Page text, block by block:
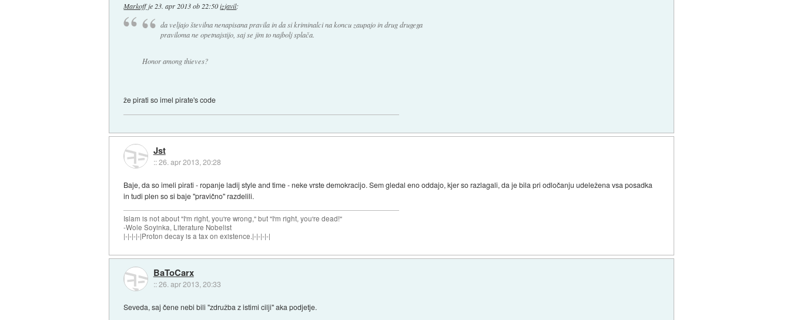
Markoffje 23. apr 2013 ob 22:50 izjavil:
da veljajo številna nenapisana pravila in da si kriminalci na koncu zaupajo in drug drugega
praviloma ne opetnajstijo, saj se jim to najbolj splača.
Honor among thieves?
že pirati so imel pirate's code
Jst
::26. apr 2013, 20:28
Baje, da so imeli pirati - ropanje ladij style and time - neke vrste demokracijo. Sem gledal eno oddajo, kjer so razlagali, da je bila pri odločanju udeležena vsa posadka
in tudi plen so si baje "pravično" razdelili.
Islam is not about "I'm right, you're wrong," but "I'm right, you're dead!"
-Wole Soyinka, Literature Nobelist
|-|-|-|-|Proton decay is a tax on existence.|-|-|-|-|
BaToCarx
::26. apr 2013, 20:33
Seveda, saj čene nebi bili "združba z istimi cilji" aka podjetje.